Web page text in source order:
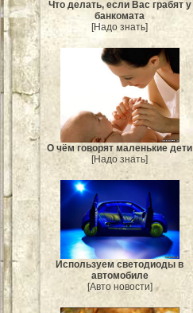
Что делать, если Вас грабят у
банкомата
[Надо знать]
О чём говорят маленькие дети
[Надо знать]
Используем светодиоды в
автомобиле
[Авто новости]